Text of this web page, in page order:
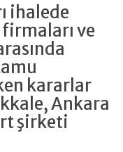
ihalede
ve
kararlar
Ankara
şirketi